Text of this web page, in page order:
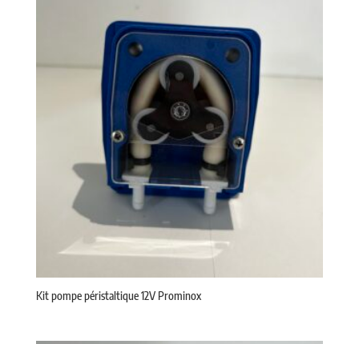
Kit pompe péristaltique 12V Prominox